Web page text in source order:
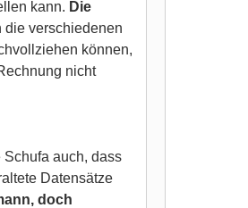
kann. Die
verschiedenen
können,
nicht
auch, dass
Datensätze
doch